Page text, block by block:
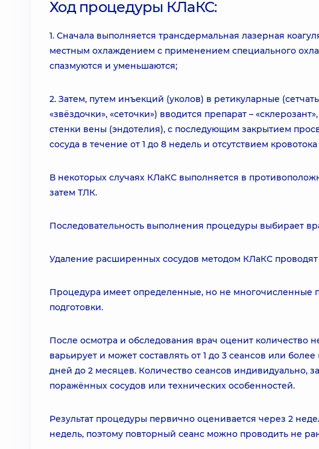
Ход процедуры КЛаКС:
1. Сначала выполняется трансдермальная лазерная
местным охлаждением с применением специального
спазмуются и уменьшаются;
2. Затем, путем инъекций (уколов) в ретикуларные
«звёздочки», «сеточки») вводится препарат –
стенки вены (эндотелия), с последующим закрытием
сосуда в течение от 1 до 8 недель и отсутствием
В некоторых случаях КЛаКС выполняется в
затем ТЛК.
Последовательность выполнения процедуры выбирает
Удаление расширенных сосудов методом КЛаКС
Процедура имеет определенные, но не многочисленные
подготовки.
После осмотра и обследования врач оценит количество
варьирует и может составлять от 1 до 3 сеансов или
дней до 2 месяцев. Количество сеансов индивидуально,
поражённых сосудов или технических особенностей.
Результат процедуры первично оценивается через 2
недель, поэтому повторный сеанс можно проводить не